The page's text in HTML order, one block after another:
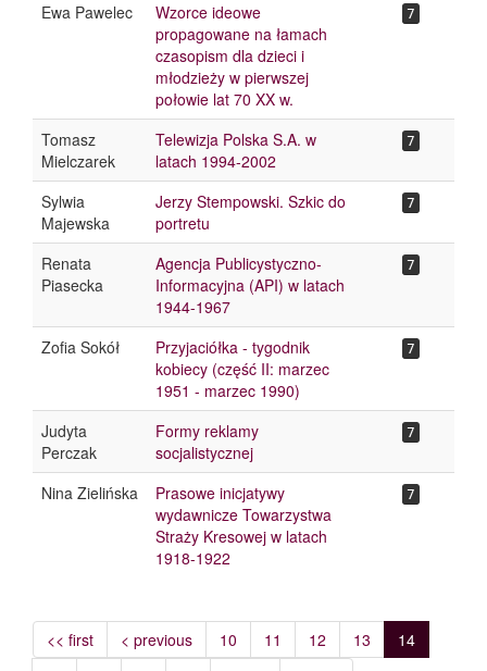
Ewa Pawelec
Wzorce ideowe
propagowane na łamach
czasopism dla dzieci i
młodzieży w pierwszej
połowie lat 70 XX w.
7
Tomasz
Mielczarek
Telewizja Polska S.A. w
latach 1994-2002
7
Sylwia
Majewska
Jerzy Stempowski. Szkic do
portretu
7
Renata
Piasecka
Agencja Publicystyczno-
Informacyjna (API) w latach
1944-1967
7
Zofia Sokół
Przyjaciółka - tygodnik
kobiecy (część II: marzec
1951 - marzec 1990)
7
Judyta
Perczak
Formy reklamy
socjalistycznej
7
Nina Zielińska
Prasowe inicjatywy
wydawnicze Towarzystwa
Straży Kresowej w latach
1918-1922
7
<< first < previous 10 11 12 13
14